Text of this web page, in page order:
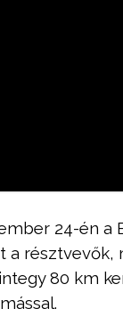
24-én a
résztvevők,
80 km